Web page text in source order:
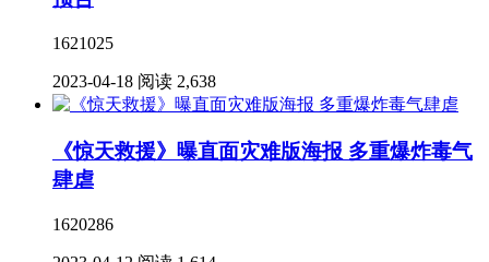
1621025
2023-04-18 阅读 2,638
《惊天救援》曝直面灾难版海报 多重爆炸毒气
肆虐
1620286